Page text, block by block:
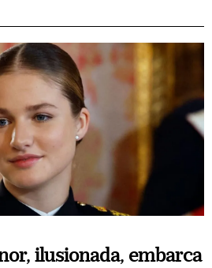
ilusionada, embarca